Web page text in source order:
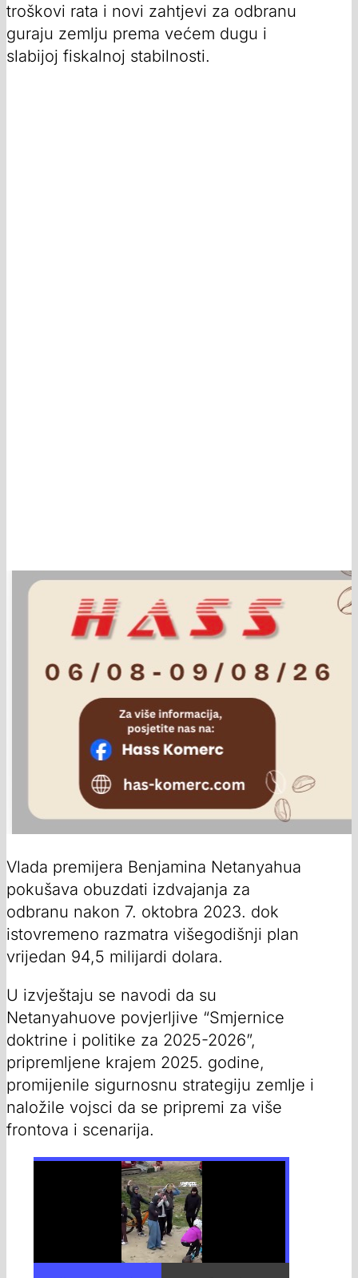
troškovi rata i novi zahtjevi za odbranu
guraju zemlju prema većem dugu i
slabijoj fiskalnoj stabilnosti.
Vlada premijera Benjamina Netanyahua
pokušava obuzdati izdvajanja za
odbranu nakon 7. oktobra 2023. dok
istovremeno razmatra višegodišnji plan
vrijedan 94,5 milijardi dolara.
U izvještaju se navodi da su
Netanyahuove povjerljive “Smjernice
doktrine i politike za 2025-2026”,
pripremljene krajem 2025. godine,
promijenile sigurnosnu strategiju zemlje i
naložile vojsci da se pripremi za više
frontova i scenarija.